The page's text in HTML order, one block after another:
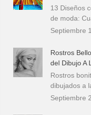
13 Diseños
de moda:
Septiembre
Rostros
del Dibujo A
Rostros
dibujados a
Septiembre